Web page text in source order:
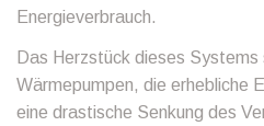
Energieverbrauch.
Das Herzstück dieses Systems
Wärmepumpen, die erhebliche
eine drastische Senkung des